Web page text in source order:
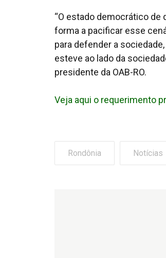
“O estado democrático de
forma a pacificar esse
para defender a
esteve ao lado da
presidente da OAB-RO.
Veja aqui o requerimento
Rondônia Notícias